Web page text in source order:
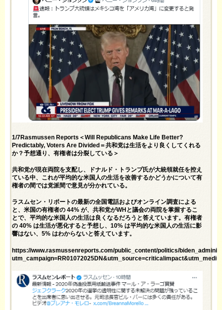
1/7Rasmussen Reports＜Will Republicans Make Life Better?
Predictably, Voters Are Divided＝共和党は生活をより良くしてくれる
か？予想通り、有権者は分裂している＞
共和党が現在両院を支配し、ドナルド・トランプ氏が大統領就任を控え
ている中、これが平均的な米国人の生活を改善するかどうかについて有
権者の間では党派間で意見が分かれている。
ラスムセン・リポートの最新の全国電話およびオンライン調査による
と、米国の有権者の 44% が、共和党がWHと議会の両院を掌握するこ
とで、平均的な米国人の生活は良くなるだろうと答えています。有権者
の 40% は生活が悪化すると予想し、10% は平均的な米国人の生活に影
響はない、5% はわからないと答えています。
https://www.rasmussenreports.com/public_content/politics/